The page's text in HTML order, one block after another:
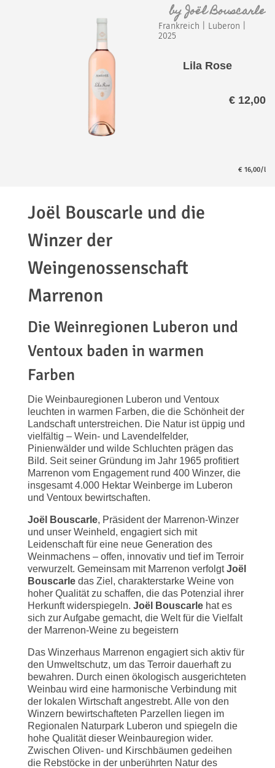
byJoël Bouscarle
Frankreich Luberon
2025
Lila Rose
€ 12,00
€ 16,00/l
Joël Bouscarle und die
Winzer der
Weingenossenschaft
Marrenon
Die Weinregionen Luberon und
Ventoux baden in warmen
Farben
Die Weinbauregionen Luberon und Ventoux
leuchten in warmen Farben, die die Schönheitder
Landschaft unterstreichen. Die Natur ist üppig und
vielfältig – Wein- und Lavendelfelder,
Pinienwälder und wilde Schluchten prägen das
Bild. Seitseiner Gründung im Jahr 1965 profitiert
Marrenon vom Engagement rund 400 Winzer, die
insgesamt 4.000 Hektar Weinberge im Luberon
und Ventoux bewirtschaften.
Joël Bouscarle, Präsidentder Marrenon-Winzer
und unser Weinheld, engagiertsich mit
Leidenschaftfür eine neue Generation des
Weinmachens – offen, innovativ und tief im Terroir
verwurzelt. Gemeinsam mit Marrenon verfolgtJoël
Bouscarle das Ziel, charakterstarke Weine von
hoher Qualität zu schaffen, die das Potenzial ihrer
Herkunftwiderspiegeln. Joël Bouscarlehat es
sich zur Aufgabe gemacht, die Welt für die Vielfalt
der Marrenon-Weine zu begeistern
Das Winzerhaus Marrenon engagiert sich aktiv für
den Umweltschutz, um das Terroir dauerhaft zu
bewahren. Durch einen ökologisch ausgerichteten
Weinbau wird eine harmonische Verbindung mit
der lokalen Wirtschaft angestrebt. Alle von den
Winzern bewirtschafteten Parzellen liegen im
Regionalen Naturpark Luberon und spiegeln die
hohe Qualität dieser Weinbauregion wider.
Zwischen Oliven- und Kirschbäumen gedeihen
die Rebstöcke in der unberührten Natur des